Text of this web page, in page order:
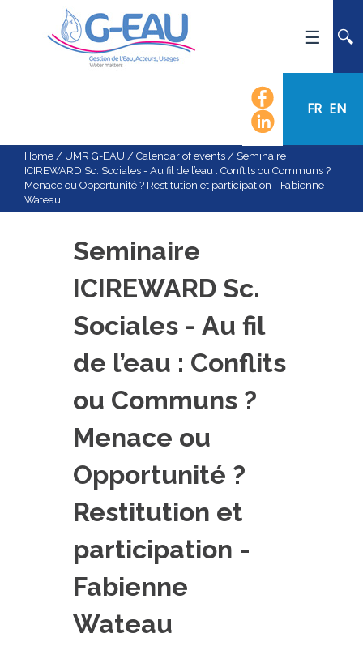
FR EN
NEWS
EVENTS
CALENDAR OF EVENTS
SCIENTIFIC FIELDS
RECRUITMENT
RESEARCH
GEOGRAPHIC LOCATIONS
CURRENT PROJECTS
COMPLETED PROJECTS
UMR NETWORKS
REGULAR SEMINARS
TRAINING COURSES
MASTER
ENGINEERING
EDUCATION AND TRAINING
Home / UMR G-EAU / Calendar of events / Seminaire
ICIREWARD Sc. Sociales - Au fil de l’eau : Conflits ou Communs ?
Menace ou Opportunité ? Restitution et participation - Fabienne
Wateau
Seminaire
ICIREWARD Sc.
Sociales - Au fil
de l’eau : Conflits
ou Communs ?
Menace ou
Opportunité ?
Restitution et
participation -
Fabienne
Wateau